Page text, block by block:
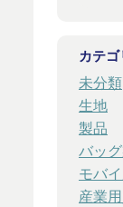
カテゴ
未分類
生地
製品
バッ
モバ
産業